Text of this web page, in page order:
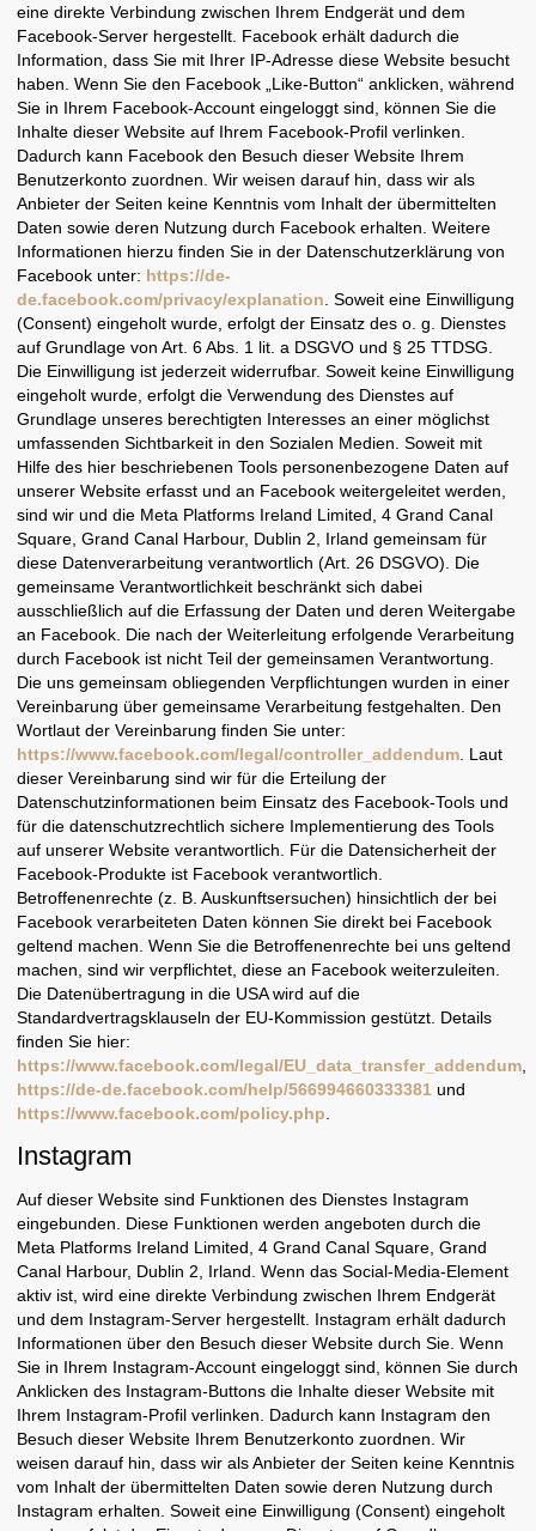
eine direkte Verbindung zwischen Ihrem Endgerät und dem
Facebook-Server hergestellt. Facebook erhält dadurch die
Information, dass Sie mit Ihrer IP-Adresse diese Website besucht
haben. Wenn Sie den Facebook „Like-Button“ anklicken, während
Sie in Ihrem Facebook-Account eingeloggt sind, können Sie die
Inhalte dieser Website auf Ihrem Facebook-Profil verlinken.
Dadurch kann Facebook den Besuch dieser Website Ihrem
Benutzerkonto zuordnen. Wir weisen darauf hin, dass wir als
Anbieter der Seiten keine Kenntnis vom Inhalt der übermittelten
Daten sowie deren Nutzung durch Facebook erhalten. Weitere
Informationen hierzu finden Sie in der Datenschutzerklärung von
Facebook unter: https://de-
de.facebook.com/privacy/explanation . Soweit eine Einwilligung
(Consent) eingeholt wurde, erfolgt der Einsatz des o. g. Dienstes
auf Grundlage von Art. 6 Abs. 1 lit. a DSGVO und § 25 TTDSG.
Die Einwilligung ist jederzeit widerrufbar. Soweit keine Einwilligung
eingeholt wurde, erfolgt die Verwendung des Dienstes auf
Grundlage unseres berechtigten Interesses an einer möglichst
umfassenden Sichtbarkeit in den Sozialen Medien. Soweit mit
Hilfe des hier beschriebenen Tools personenbezogene Daten auf
unserer Website erfasst und an Facebook weitergeleitet werden,
sind wir und die Meta Platforms Ireland Limited, 4 Grand Canal
Square, Grand Canal Harbour, Dublin 2, Irland gemeinsam für
diese Datenverarbeitung verantwortlich (Art. 26 DSGVO). Die
gemeinsame Verantwortlichkeit beschränkt sich dabei
ausschließlich auf die Erfassung der Daten und deren Weitergabe
an Facebook. Die nach der Weiterleitung erfolgende Verarbeitung
durch Facebook ist nicht Teil der gemeinsamen Verantwortung.
Die uns gemeinsam obliegenden Verpflichtungen wurden in einer
Vereinbarung über gemeinsame Verarbeitung festgehalten. Den
Wortlaut der Vereinbarung finden Sie unter:
https://www.facebook.com/legal/controller_addendum . Laut
dieser Vereinbarung sind wir für die Erteilung der
Datenschutzinformationen beim Einsatz des Facebook-Tools und
für die datenschutzrechtlich sichere Implementierung des Tools
auf unserer Website verantwortlich. Für die Datensicherheit der
Facebook-Produkte ist Facebook verantwortlich.
Betroffenenrechte (z. B. Auskunftsersuchen) hinsichtlich der bei
Facebook verarbeiteten Daten können Sie direkt bei Facebook
geltend machen. Wenn Sie die Betroffenenrechte bei uns geltend
machen, sind wir verpflichtet, diese an Facebook weiterzuleiten.
Die Datenübertragung in die USA wird auf die
Standardvertragsklauseln der EU-Kommission gestützt. Details
finden Sie hier:
https://www.facebook.com/legal/EU_data_transfer_addendum
https://de-de.facebook.com/help/566994660333381 und
https://www.facebook.com/policy.php
Instagram
Auf dieser Website sind Funktionen des Dienstes Instagram
eingebunden. Diese Funktionen werden angeboten durch die
Meta Platforms Ireland Limited, 4 Grand Canal Square, Grand
Canal Harbour, Dublin 2, Irland. Wenn das Social-Media-Element
aktiv ist, wird eine direkte Verbindung zwischen Ihrem Endgerät
und dem Instagram-Server hergestellt. Instagram erhält dadurch
Informationen über den Besuch dieser Website durch Sie. Wenn
Sie in Ihrem Instagram-Account eingeloggt sind, können Sie durch
Anklicken des Instagram-Buttons die Inhalte dieser Website mit
Ihrem Instagram-Profil verlinken. Dadurch kann Instagram den
Besuch dieser Website Ihrem Benutzerkonto zuordnen. Wir
weisen darauf hin, dass wir als Anbieter der Seiten keine Kenntnis
vom Inhalt der übermittelten Daten sowie deren Nutzung durch
Instagram erhalten. Soweit eine Einwilligung (Consent) eingeholt